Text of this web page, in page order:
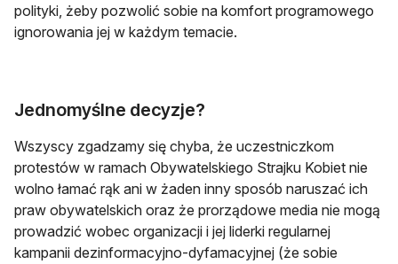
polityki, żeby pozwolić sobie na komfort programowego
ignorowania jej w każdym temacie.
Jednomyślne decyzje?
Wszyscy zgadzamy się chyba, że uczestniczkom
protestów w ramach Obywatelskiego Strajku Kobiet nie
wolno łamać rąk ani w żaden inny sposób naruszać ich
praw obywatelskich oraz że prorządowe media nie mogą
prowadzić wobec organizacji i jej liderki regularnej
kampanii dezinformacyjno-dyfamacyjnej (że sobie